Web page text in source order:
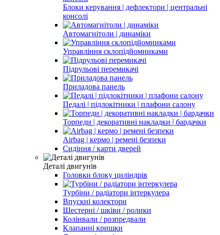
Блоки керування | дефлектори | центральні
консолі
Автомагнітоли | динаміки
Управління склопідйомниками
Підрульові перемикачі
Приладова панель
Педалі | підлокітники | плафони салону
Торпеди | декоративні накладки | бардачки
Airbag | кермо | ремені безпеки
Сидіння / карти дверей
Деталі двигунів
Головки блоку циліндрів
Турбіни / радіатори інтеркулера
Впускні колектори
Шестерні / шківи / ролики
Колінвали / розпредвали
Клапанні кришки